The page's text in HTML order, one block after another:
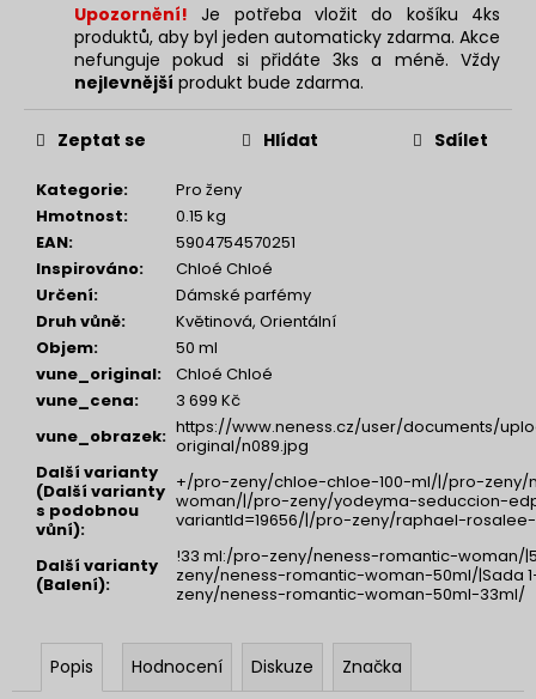
Upozornění! Je potřeba vložit do košíku 4ks
produktů, aby byl jeden automaticky zdarma. Akce
nefunguje pokud si přidáte 3ks a méně. Vždy
nejlevnější produkt bude zdarma.
Kategorie:
Pro ženy
Hmotnost:
0.15 kg
EAN:
5904754570251
Inspirováno:
Chloé Chloé
Určení:
Dámské parfémy
Druh vůně:
Květinová, Orientální
Objem:
50 ml
vune_original:
Chloé Chloé
vune_cena:
3 699 Kč
vune_obrazek: https://www.neness.cz/user/documents/
original/n089.jpg
Další varianty
(Další varianty
s podobnou
vůní):
+/pro-zeny/chloe-chloe-100-ml/|/pro-zeny/
woman/|/pro-zeny/yodeyma-seduccion-
variantId=19656/|/pro-zeny/raphael-
Další varianty
(Balení):
!33 ml:/pro-zeny/neness-romantic-woman/
zeny/neness-romantic-woman-50ml/|Sada
zeny/neness-romantic-woman-50ml-33ml/
Zeptat se Hlídat Sdílet
Popis Hodnocení Diskuze Značka